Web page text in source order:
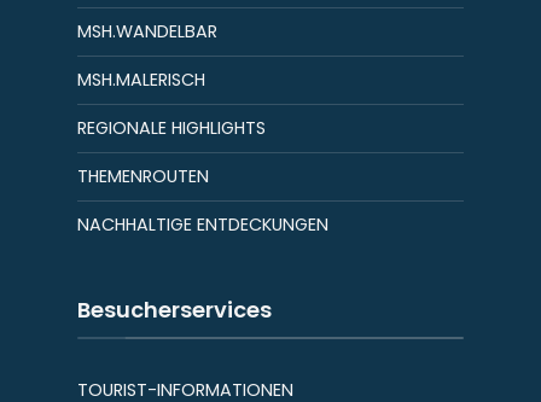
MSH.WANDELBAR
MSH.MALERISCH
REGIONALE HIGHLIGHTS
THEMENROUTEN
NACHHALTIGE ENTDECKUNGEN
Besucherservices
TOURIST-INFORMATIONEN